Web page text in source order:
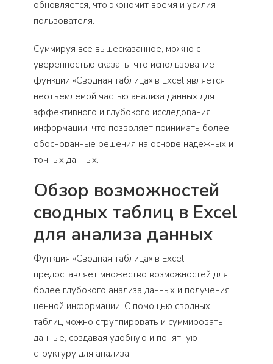
обновляется, что экономит время и усилия
пользователя.
Суммируя все вышесказанное, можно с
уверенностью сказать, что использование
функции «Сводная таблица» в Excel является
неотъемлемой частью анализа данных для
эффективного и глубокого исследования
информации, что позволяет принимать более
обоснованные решения на основе надежных и
точных данных.
Обзор возможностей
сводных таблиц в Excel
для анализа данных
Функция «Сводная таблица» в Excel
предоставляет множество возможностей для
более глубокого анализа данных и получения
ценной информации. С помощью сводных
таблиц можно сгруппировать и суммировать
данные, создавая удобную и понятную
структуру для анализа.